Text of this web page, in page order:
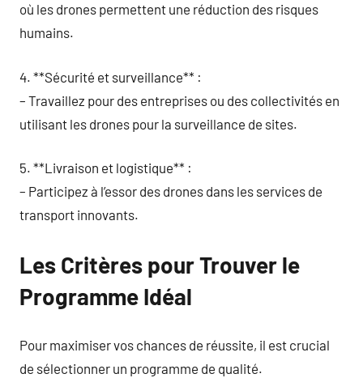
où les drones permettent une réduction des risques
humains.
4. **Sécurité et surveillance** :
– Travaillez pour des entreprises ou des collectivités en
utilisant les drones pour la surveillance de sites.
5. **Livraison et logistique** :
– Participez à l’essor des drones dans les services de
transport innovants.
Les Critères pour Trouver le
Programme Idéal
Pour maximiser vos chances de réussite, il est crucial
de sélectionner un programme de qualité.